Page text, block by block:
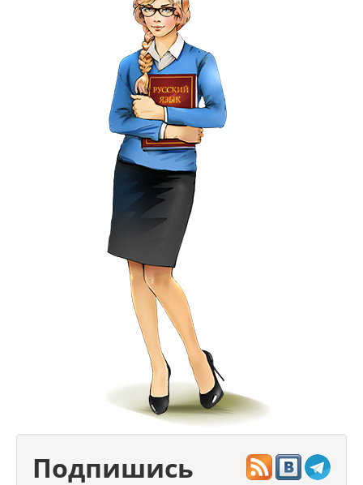
Подпишись